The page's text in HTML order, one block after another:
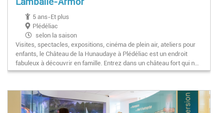
5 ans-Et plus
Plédéliac
selon la saison
Visites, spectacles, expositions, cinéma de plein air, ateliers pour
enfants, le Château de la Hunaudaye à Plédéliac est un endroit
fabuleux à découvrir en famille. Entrez dans un château fort qui n…